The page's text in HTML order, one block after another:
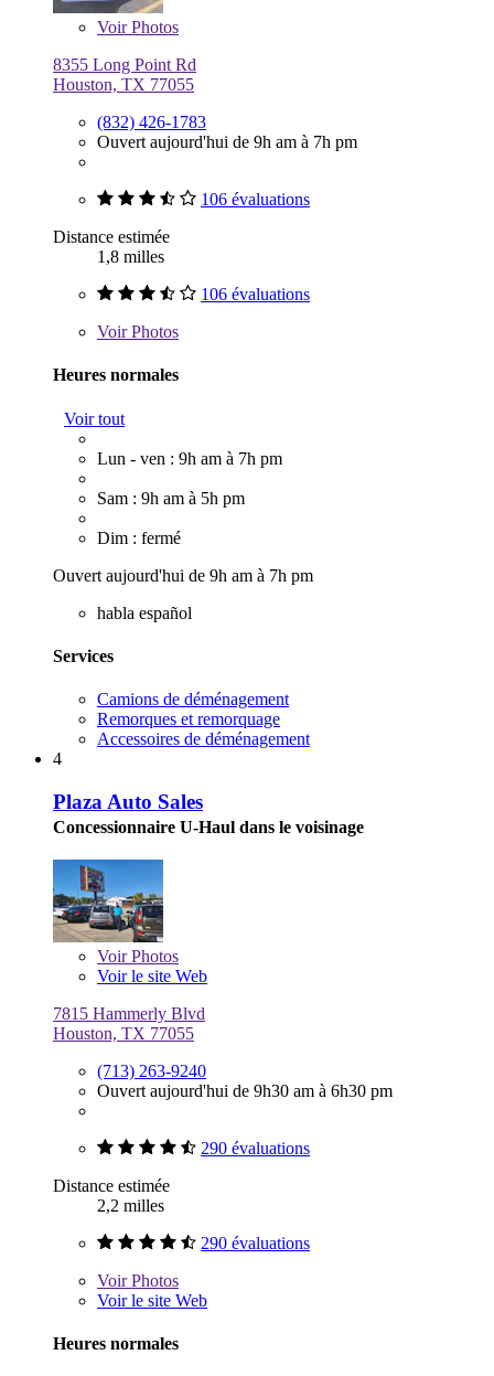
VoirPhotos
8355 Long Point Rd
Houston, TX 77055
(832) 426-1783
Ouvert aujourd'hui de 9h am à 7h pm
106 évaluations
Distance estimée
1,8 milles
106 évaluations
VoirPhotos
Heures normales
Voir tout
Lun - ven : 9h am à 7h pm
Sam : 9h am à 5h pm
Dim : fermé
Ouvert aujourd'hui de 9h am à 7h pm
habla español
Services
Camions de déménagement
Remorques et remorquage
Accessoires de déménagement
4
Plaza Auto Sales
Concessionnaire U-Haul dans le voisinage
VoirPhotos
Voir le site Web
7815 Hammerly Blvd
Houston, TX 77055
(713) 263-9240
Ouvert aujourd'hui de 9h30 am à 6h30 pm
290 évaluations
Distance estimée
2,2 milles
290 évaluations
VoirPhotos
Voir le site Web
Heures normales